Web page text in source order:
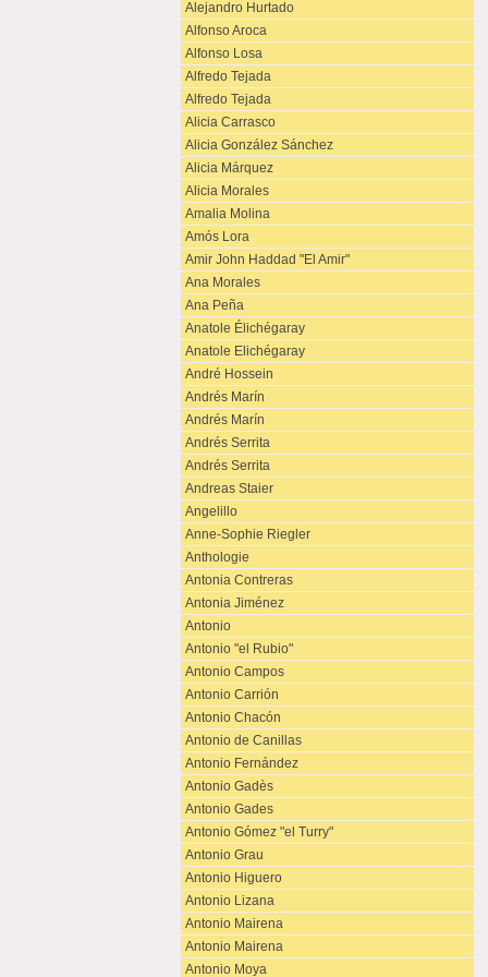
Alejandro Hurtado
Alfonso Aroca
Alfonso Losa
Alfredo Tejada
Alfredo Tejada
Alicia Carrasco
Alicia González Sánchez
Alicia Márquez
Alicia Morales
Amalia Molina
Amós Lora
Amir John Haddad "El Amir"
Ana Morales
Ana Peña
Anatole Élichégaray
Anatole Elichégaray
André Hossein
Andrés Marín
Andrés Marín
Andrés Serrita
Andrés Serrita
Andreas Staier
Angelillo
Anne-Sophie Riegler
Anthologie
Antonia Contreras
Antonia Jiménez
Antonio
Antonio "el Rubio"
Antonio Campos
Antonio Carrión
Antonio Chacón
Antonio de Canillas
Antonio Fernández
Antonio Gadès
Antonio Gades
Antonio Gómez "el Turry"
Antonio Grau
Antonio Higuero
Antonio Lizana
Antonio Mairena
Antonio Mairena
Antonio Moya